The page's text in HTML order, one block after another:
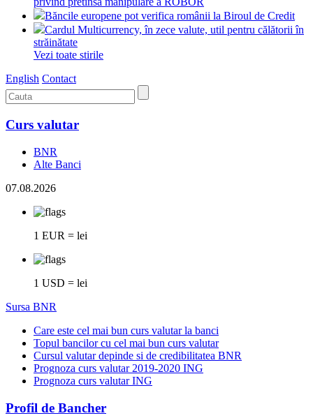
Băncile europene pot verifica românii la Biroul de Credit
Cardul Multicurrency, în zece valute, util pentru călătorii în
străinătate
Vezi toate stirile
English Contact
Curs valutar
BNR
Alte Banci
07.08.2026
1 EUR = lei
1 USD = lei
Sursa BNR
Care este cel mai bun curs valutar la banci
Topul bancilor cu cel mai bun curs valutar
Cursul valutar depinde si de credibilitatea BNR
Prognoza curs valutar 2019-2020 ING
Prognoza curs valutar ING
Profil de Bancher